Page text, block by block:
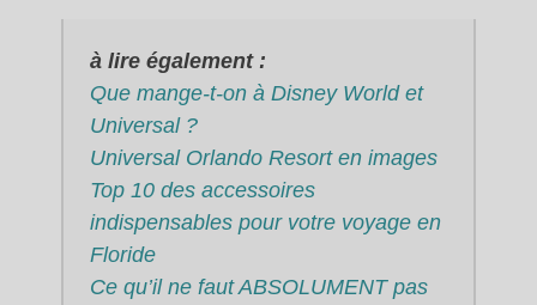
à lire également :
Que mange-t-on à Disney World et
Universal ?
Universal Orlando Resort en images
Top 10 des accessoires
indispensables pour votre voyage en
Floride
Ce qu’il ne faut ABSOLUMENT pas